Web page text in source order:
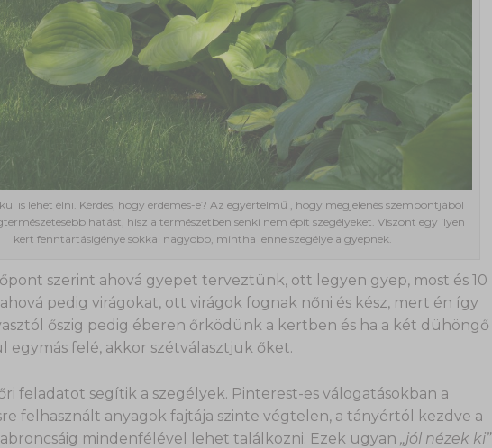
is lehet élni. Kérdés, hogy érdemes-e? Az egyértelmű , hogy megjelenés szempontjából
hatást, hisz a természetben senki nem épít szegélyeket. Viszont egy ilyen
kert fenntartásigénye sokkal nagyobb, mintha lenne szegélye a gyepnek.
szerint ahová gyepet terveztünk, ott legyen gyep, most és 10
pedig virágokat, ott virágok fognak nőni és kész, mert én így
őszig pedig éberen őrködünk a kertben és ha a két dühöngő
egymás felé, akkor szétválasztjuk őket.
feladatot segítik a szegélyek. Pinterest-es válogatásokban a
felhasznált anyagok fajtája szinte végtelen, a tányértól kezdve a
mindenfélével lehet találkozni. Ezek ugyan „jól nézek ki”